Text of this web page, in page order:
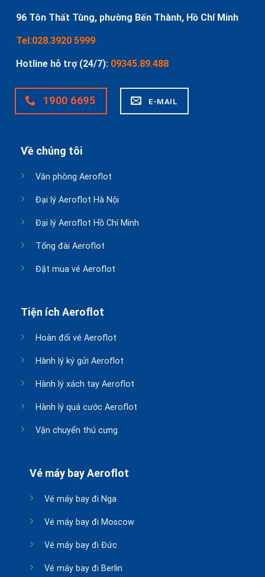
96 Tôn Thất Tùng, phường Bến Thành, Hồ Chí Minh
Tel:028.3920 5999
Hotline hỗ trợ (24/7): 09345.89.488
1900 6695 E-MAIL
Về chúng tôi
Văn phòng Aeroflot
Đại lý Aeroflot Hà Nội
Đại lý Aeroflot Hồ Chí Minh
Tổng đài Aeroflot
Đặt mua vé Aeroflot
Tiện ích Aeroflot
Hoàn đổi vé Aeroflot
Hành lý ký gửi Aeroflot
Hành lý xách tay Aeroflot
Hành lý quá cước Aeroflot
Vận chuyển thú cưng
Vé máy bay Aeroflot
Vé máy bay đi Nga
Vé máy bay đi Moscow
Vé máy bay đi Đức
Vé máy bay đi Berlin